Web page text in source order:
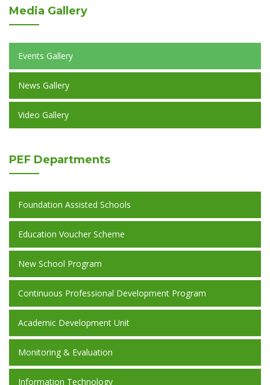
Media Gallery
Events Gallery
News Gallery
Video Gallery
PEF Departments
Foundation Assisted Schools
Education Voucher Scheme
New School Program
Continuous Professional Development Program
Academic Development Unit
Monitoring & Evaluation
Information Technology